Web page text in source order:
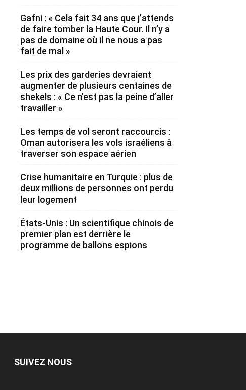
Gafni : « Cela fait 34 ans que j’attends
de faire tomber la Haute Cour. Il n’y a
pas de domaine où il ne nous a pas
fait de mal »
Les prix des garderies devraient
augmenter de plusieurs centaines de
shekels : « Ce n’est pas la peine d’aller
travailler »
Les temps de vol seront raccourcis :
Oman autorisera les vols israéliens à
traverser son espace aérien
Crise humanitaire en Turquie : plus de
deux millions de personnes ont perdu
leur logement
États-Unis : Un scientifique chinois de
premier plan est derrière le
programme de ballons espions
SUIVEZ NOUS